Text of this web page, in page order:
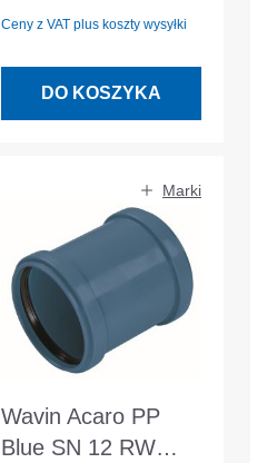
Ceny z VAT plus koszty wysyłki
DO KOSZYKA
Marki
Wavin Acaro PP
Blue SN 12 RW